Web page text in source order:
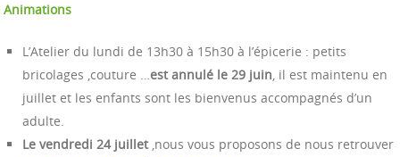
Animations
L’Atelier du lundi de 13h30 à 15h30 à l’épicerie : petits
bricolages ,couture …est annulé le 29 juin, il est maintenu en
juillet et les enfants sont les bienvenus accompagnés d’un
adulte.
Le vendredi 24 juillet,nous vous proposons de nous retrouver